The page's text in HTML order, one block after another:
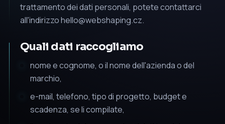
trattamento dei dati personali, potete contattarci
all'indirizzohello@webshaping.cz.
Quali dati raccogliamo
nome e cognome, o il nome dell'azienda o del
marchio,
e-mail, telefono, tipo di progetto, budget e
scadenza, se li compilate,